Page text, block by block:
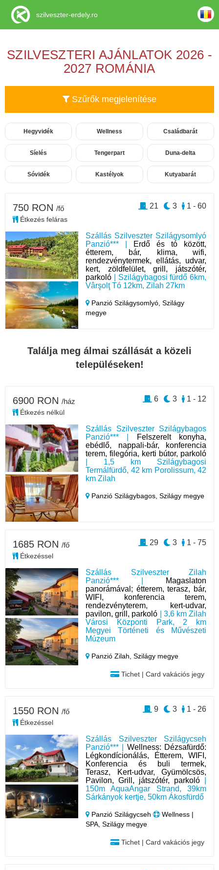
SZILVESZTERI AJÁNLATOK 2026 -
2027 ROMÁNIA
Szűrők megjelenítése
Hegyvidék Wellness Családbarát
Síelés Tengerpart Duna-delta
Sóvidék Kastélyok Kutyabarát
Szállás Szilveszter Szilágysomlyó
Panzió*** |
Erdő és tó között,
étterem, bár, klima, wifi,
rendezvénytermek, ellátás, udvar,
kert, zöldfelület, grill, játszótér,
parkoló | Szilágybagosi fürdő 6km,
Vârşolţ Tó 12km, Zilah 27km
Panzió Szilágysomlyó,Szilágy
megye
750 RON /fő
Étkezés feláras
1 - 60
3
21
Találja meg álmai szállását a közeli
településeken!
Szállás Szilveszter Szilágybagos
Panzió*** |
Felszerelt konyha,
ebédlő, nappali-bár, konferencia
terem, filegória, kerti bútor, parkoló
| 1,5 km Szilágybagosi
Termálfürdő, 42 km Porolissum, 42
km Zilah
Panzió Szilágybagos,Szilágy megye
6900 RON /ház
Étkezés nélkül
1 - 12
3
6
Szállás Szilveszter Zilah
Panzió*** |
Magaslaton
panorámával; étterem, terasz, bár,
WIFI, konferencia terem,
rendezvényterem, kert-udvar,
pavilon, grill, parkoló | 3,6 km Zilah
Városi Központi Park, 2 km
Megyei Történeti és Művészeti
Múzeum
Panzió Zilah,Szilágy megye
Tichet | Card vakációs jegy
1685 RON /fő
Étkezéssel
1 - 75
3
29
Szállás Szilveszter Szilágycseh
Panzió*** | Wellness: Dézsafürdő:
Légkondícionálás, Étterem, WIFI,
Konferencia és buli termek,
Terasz, Kert-udvar, Gyümölcsös,
Pavilon, Grill, játszótér, parkoló
150m AquaAngar Strand, 39km
Sárkányok kertje, 50km Ákosfürdő
Panzió Szilágycseh
Wellness |
SPA, Szilágy megye
Tichet | Card vakációs jegy
1550 RON /fő
Étkezéssel
1 - 26
3
9
szilveszter-erdely.ro